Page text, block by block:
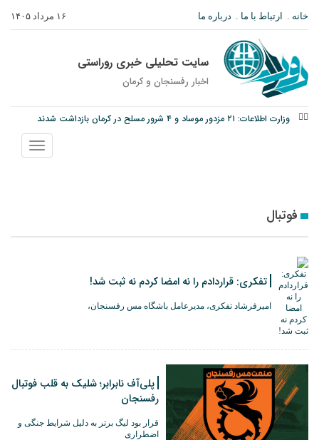
۱۶ مرداد ۱۴۰۵ خانه ارتباط با ما درباره ما
سایت تحلیلی خبری روراستی
اخبار رفسنجان و كرمان
وزارت اطلاعات: ۲۱ مزدور موساد و ۴ شرور مسلح در کرمان بازداشت شدند
نمایش
منو
فوتبال
تفکری: قراردادم را نه امضا کردم نه ثبت شد!
امیرفرشاد تفکری، مدیرعامل باشگاه مس رفسنجان،
پلی‌آف نابرابر؛ شلیک به قلب فوتبال
رفسنجان
قرار بود لیگ برتر به دلیل شرایط جنگی و
اضطراری